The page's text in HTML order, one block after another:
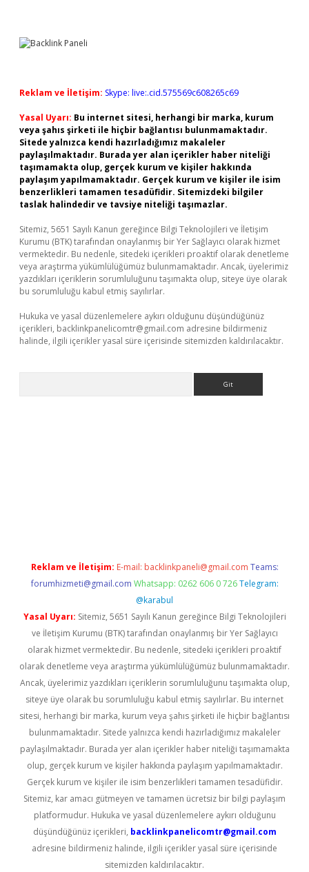
Reklam ve İletişim: Skype: live:.cid.575569c608265c69
Yasal Uyarı: Bu internet sitesi, herhangi bir marka, kurum
veya şahıs şirketi ile hiçbir bağlantısı bulunmamaktadır.
Sitede yalnızca kendi hazırladığımız makaleler
paylaşılmaktadır. Burada yer alan içerikler haber niteliği
taşımamakta olup, gerçek kurum ve kişiler hakkında
paylaşım yapılmamaktadır. Gerçek kurum ve kişiler ile isim
benzerlikleri tamamen tesadüfidir. Sitemizdeki bilgiler
taslak halindedir ve tavsiye niteliği taşımazlar.
Sitemiz, 5651 Sayılı Kanun gereğince Bilgi Teknolojileri ve İletişim
Kurumu (BTK) tarafından onaylanmış bir Yer Sağlayıcı olarak hizmet
vermektedir. Bu nedenle, sitedeki içerikleri proaktif olarak denetleme
veya araştırma yükümlülüğümüz bulunmamaktadır. Ancak, üyelerimiz
yazdıkları içeriklerin sorumluluğunu taşımakta olup, siteye üye olarak
bu sorumluluğu kabul etmiş sayılırlar.
Hukuka ve yasal düzenlemelere aykırı olduğunu düşündüğünüz
içerikleri, backlinkpanelicomtr@gmail.com adresine bildirmeniz
halinde, ilgili içerikler yasal süre içerisinde sitemizden kaldırılacaktır.
Reklam ve İletişim: E-mail: backlinkpaneli@gmail.com Teams:
forumhizmeti@gmail.com Whatsapp: 0262 606 0 726 Telegram:
@karabul
Yasal Uyarı: Sitemiz, 5651 Sayılı Kanun gereğince Bilgi Teknolojileri
ve İletişim Kurumu (BTK) tarafından onaylanmış bir Yer Sağlayıcı
olarak hizmet vermektedir. Bu nedenle, sitedeki içerikleri proaktif
olarak denetleme veya araştırma yükümlülüğümüz bulunmamaktadır.
Ancak, üyelerimiz yazdıkları içeriklerin sorumluluğunu taşımakta olup,
siteye üye olarak bu sorumluluğu kabul etmiş sayılırlar. Bu internet
sitesi, herhangi bir marka, kurum veya şahıs şirketi ile hiçbir bağlantısı
bulunmamaktadır. Sitede yalnızca kendi hazırladığımız makaleler
paylaşılmaktadır. Burada yer alan içerikler haber niteliği taşımamakta
olup, gerçek kurum ve kişiler hakkında paylaşım yapılmamaktadır.
Gerçek kurum ve kişiler ile isim benzerlikleri tamamen tesadüfidir.
Sitemiz, kar amacı gütmeyen ve tamamen ücretsiz bir bilgi paylaşım
platformudur. Hukuka ve yasal düzenlemelere aykırı olduğunu
düşündüğünüz içerikleri, backlinkpanelicomtr@gmail.com
adresine bildirmeniz halinde, ilgili içerikler yasal süre içerisinde
sitemizden kaldırılacaktır.